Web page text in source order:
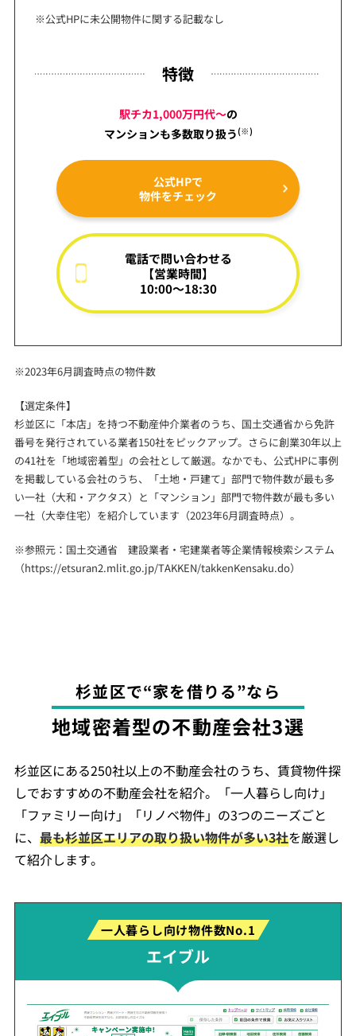
※公式HPに未公開物件に関する記載なし
特徴
駅チカ1,000万円代～の
マンションも多数取り扱う (※)
公式HPで
物件をチェック
電話で問い合わせる
【営業時間】
10:00～18:30
※2023年6月調査時点の物件数
【選定条件】
杉並区に「本店」を持つ不動産仲介業者のうち、国土交通省から免許
番号を発行されている業者150社をピックアップ。さらに創業30年以上
の41社を「地域密着型」の会社として厳選。なかでも、公式HPに事例
を掲載している会社のうち、「土地・戸建て」部門で物件数が最も多
い一社（大和・アクタス）と「マンション」部門で物件数が最も多い
一社（大幸住宅）を紹介しています（2023年6月調査時点）。
※参照元：国土交通省 建設業者・宅建業者等企業情報検索システム
（https://etsuran2.mlit.go.jp/TAKKEN/takkenKensaku.do）
杉並区で“家を借りる”なら
地域密着型の不動産会社3選
杉並区にある250社以上の不動産会社のうち、賃貸物件探
しでおすすめの不動産会社を紹介。「一人暮らし向け」
「ファミリー向け」「リノベ物件」の3つのニーズごと
に、 最も杉並区エリアの取り扱い物件が多い3社を厳選し
て紹介します。
一人暮らし向け物件数No.1
エイブル